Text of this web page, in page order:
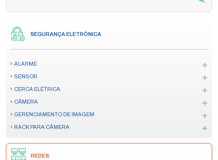
SEGURANÇA ELETRÔNICA
ALARME
SENSOR
CERCA ELÉTRICA
CÂMERA
GERENCIAMENTO DE IMAGEM
RACK PARA CÂMERA
REDES